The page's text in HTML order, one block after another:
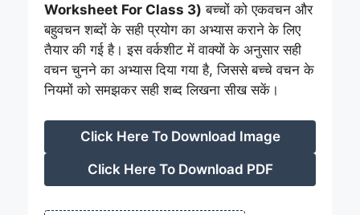
Worksheet For Class 3) बच्चों को एकवचन और
बहुवचन शब्दों के सही प्रयोग का अभ्यास कराने के लिए
तैयार की गई है। इस वर्कशीट में वाक्यों के अनुसार सही
वचन चुनने का अभ्यास दिया गया है, जिससे बच्चे वचन के
नियमों को समझकर सही शब्द लिखना सीख सकें।
Click Here To Download Image
Click Here To Download PDF